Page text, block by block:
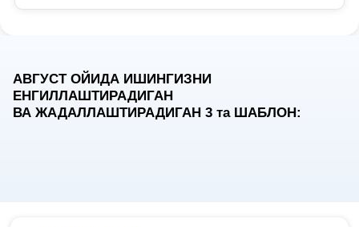
АВГУСТ ОЙИДА ИШИНГИЗНИ
ЕНГИЛЛАШТИРАДИГАН
ВА ЖАДАЛЛАШТИРАДИГАН 3 таШАБЛОН: